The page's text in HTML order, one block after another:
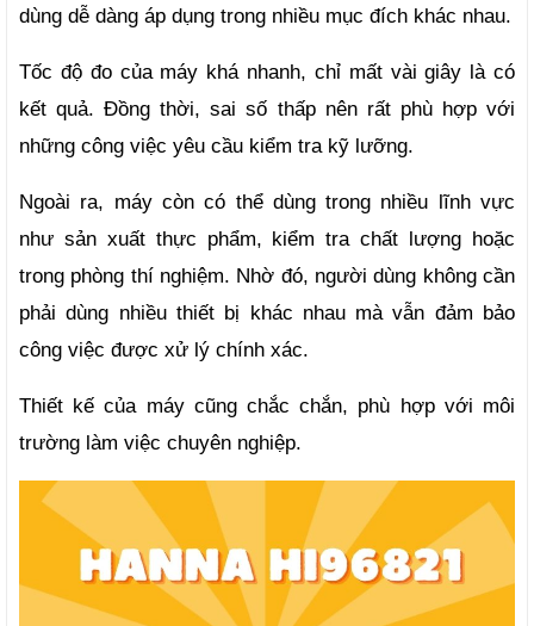
dùng dễ dàng áp dụng trong nhiều mục đích khác nhau.
Tốc độ đo của máy khá nhanh, chỉ mất vài giây là có
kết quả. Đồng thời, sai số thấp nên rất phù hợp với
những công việc yêu cầu kiểm tra kỹ lưỡng.
Ngoài ra, máy còn có thể dùng trong nhiều lĩnh vực
như sản xuất thực phẩm, kiểm tra chất lượng hoặc
trong phòng thí nghiệm. Nhờ đó, người dùng không cần
phải dùng nhiều thiết bị khác nhau mà vẫn đảm bảo
công việc được xử lý chính xác.
Thiết kế của máy cũng chắc chắn, phù hợp với môi
trường làm việc chuyên nghiệp.